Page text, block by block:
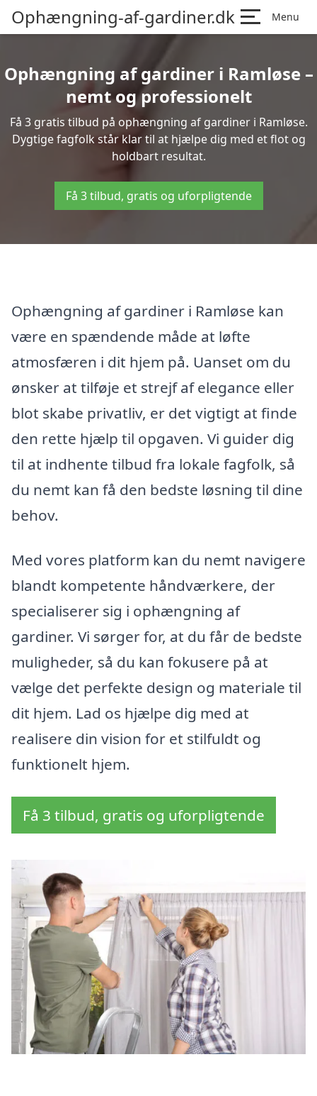
Ophængning-af-gardiner.dk Menu
Ophængning af gardiner i Ramløse –
nemt og professionelt
Få 3 gratis tilbud på ophængning af gardiner i Ramløse.
Dygtige fagfolk står klar til at hjælpe dig med et flot og
holdbart resultat.
Få 3 tilbud, gratis og uforpligtende
Ophængning af gardiner i Ramløse kan
være en spændende måde at løfte
atmosfæren i dit hjem på. Uanset om du
ønsker at tilføje et strejf af elegance eller
blot skabe privatliv, er det vigtigt at finde
den rette hjælp til opgaven. Vi guider dig
til at indhente tilbud fra lokale fagfolk, så
du nemt kan få den bedste løsning til dine
behov.
Med vores platform kan du nemt navigere
blandt kompetente håndværkere, der
specialiserer sig i ophængning af
gardiner. Vi sørger for, at du får de bedste
muligheder, så du kan fokusere på at
vælge det perfekte design og materiale til
dit hjem. Lad os hjælpe dig med at
realisere din vision for et stilfuldt og
funktionelt hjem.
Få 3 tilbud, gratis og uforpligtende